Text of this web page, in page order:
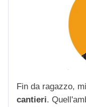
Fin da ragazzo,
cantieri.